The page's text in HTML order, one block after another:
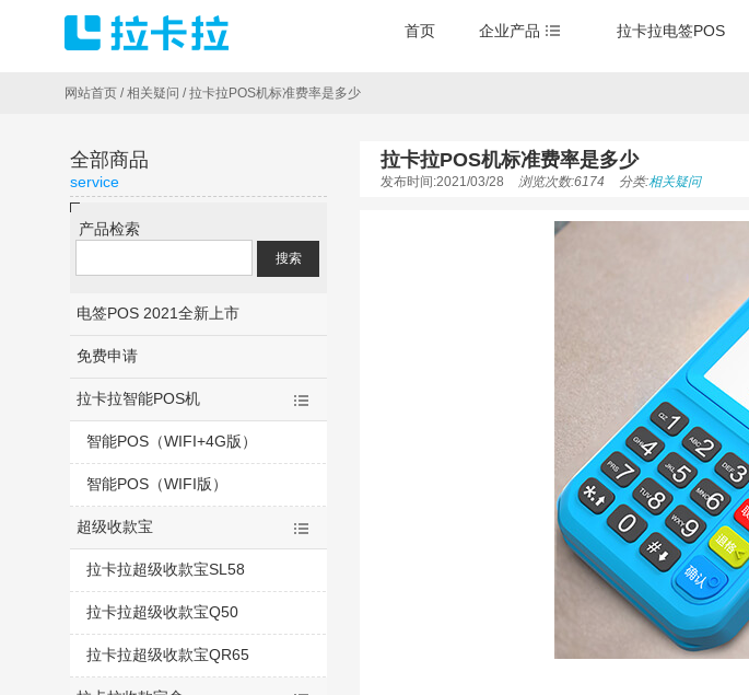
首页 企业产品 拉卡拉电签POS
网站首页 /相关疑问 /拉卡拉POS机标准费率是多少
全部商品
service
产品检索
电签POS 2021全新上市
免费申请
拉卡拉智能POS机
智能POS（WIFI+4G版）
智能POS（WIFI版）
超级收款宝
拉卡拉超级收款宝SL58
拉卡拉超级收款宝Q50
拉卡拉超级收款宝QR65
拉卡拉POS机标准费率是多少
发布时间:2021/03/28 浏览次数:6174 分类:相关疑问